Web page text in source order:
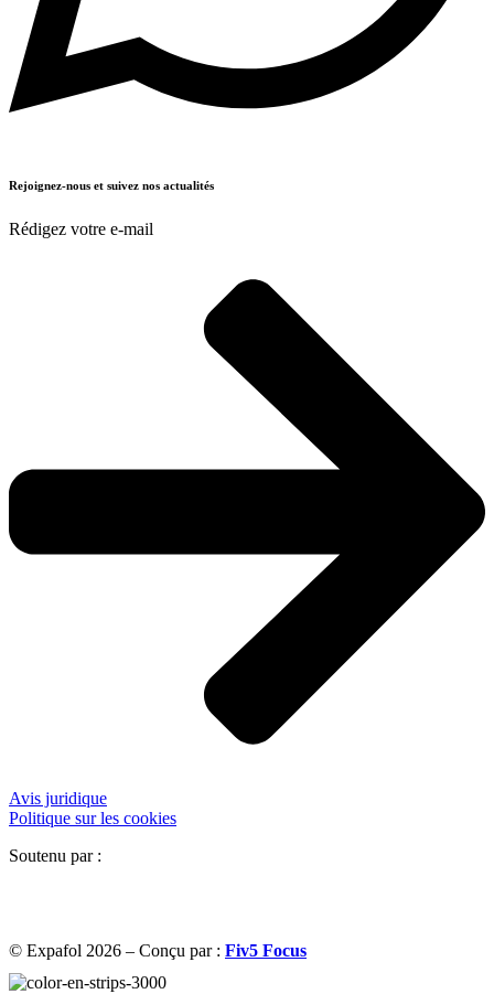
Rejoignez-nous et suivez nos actualités
Rédigez votre e-mail
Avis juridique
Politique sur les cookies
Soutenu par :
© Expafol 2026 – Conçu par : Fiv5 Focus